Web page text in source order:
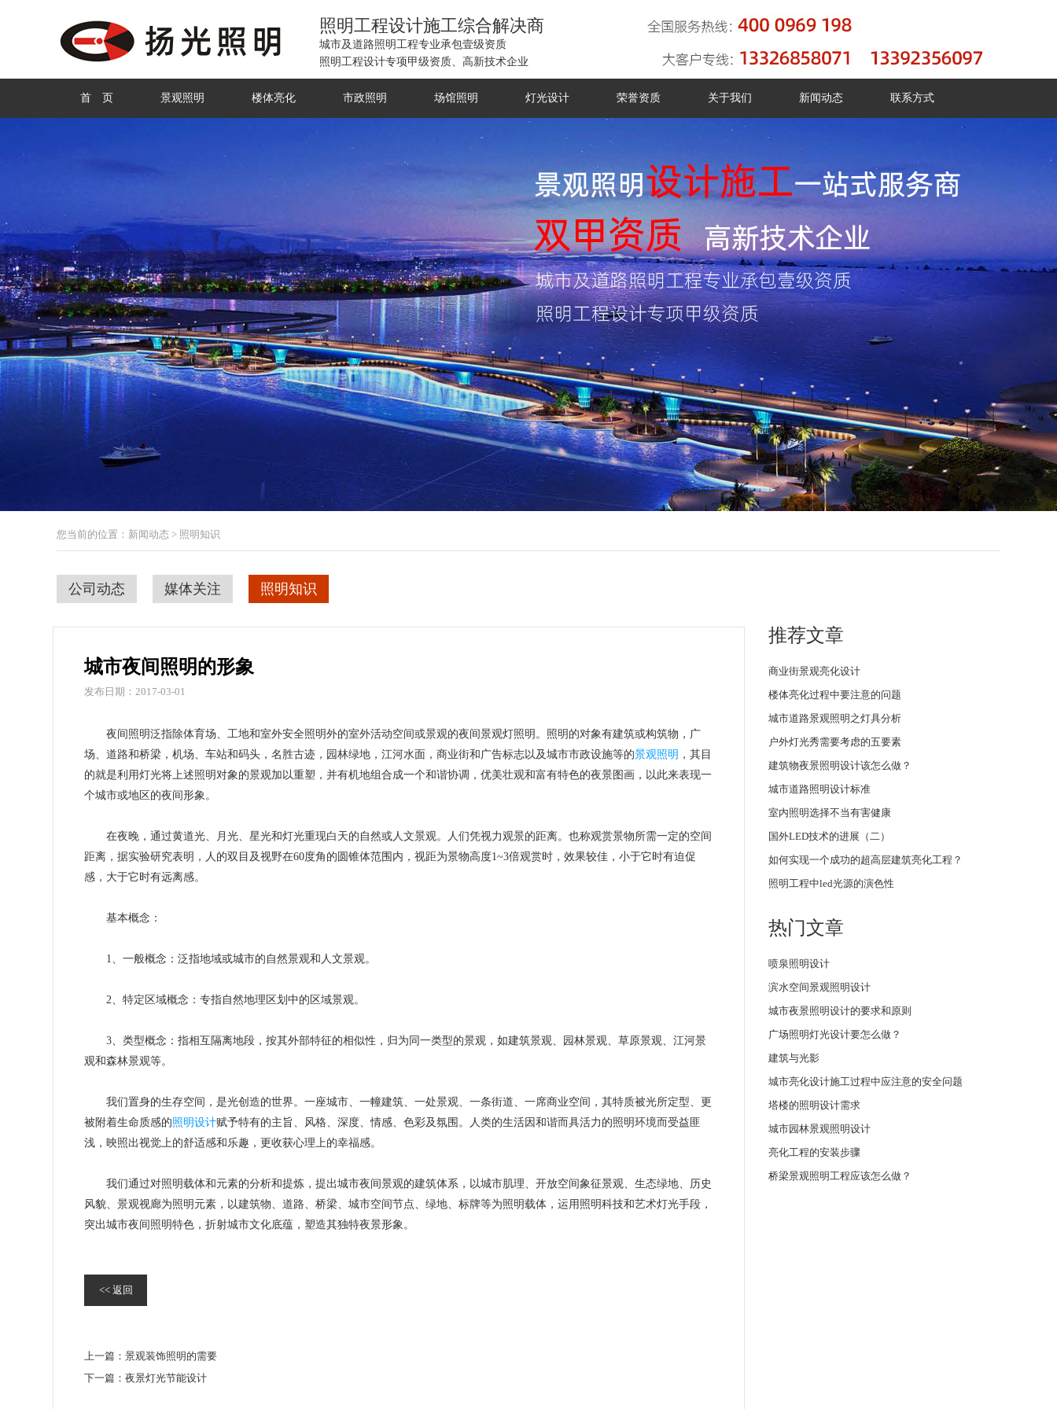
照明工程设计施工综合解决商
城市及道路照明工程专业承包壹级资质
照明工程设计专项甲级资质、高新技术企业
首 页 景观照明 楼体亮化 市政照明 场馆照明 灯光设计 荣誉资质 关于我们 新闻动态 联系方式
您当前的位置：新闻动态 > 照明知识
公司动态 媒体关注 照明知识
城市夜间照明的形象
发布日期：2017-03-01
夜间照明泛指除体育场、工地和室外安全照明外的室外活动空间或景观的夜间景观灯照明。照明的对象有建筑或构筑物，广
场、道路和桥梁，机场、车站和码头，名胜古迹，园林绿地，江河水面，商业街和广告标志以及城市市政设施等的景观照明 ，其目
的就是利用灯光将上述照明对象的景观加以重塑，并有机地组合成一个和谐协调，优美壮观和富有特色的夜景图画，以此来表现一
个城市或地区的夜间形象。
在夜晚，通过黄道光、月光、星光和灯光重现白天的自然或人文景观。人们凭视力观景的距离。也称观赏景物所需一定的空间
距离，据实验研究表明，人的双目及视野在60度角的圆锥体范围内，视距为景物高度1~3倍观赏时，效果较佳，小于它时有迫促
感，大于它时有远离感。
基本概念：
1、一般概念：泛指地域或城市的自然景观和人文景观。
2、特定区域概念：专指自然地理区划中的区域景观。
3、类型概念：指相互隔离地段，按其外部特征的相似性，归为同一类型的景观，如建筑景观、园林景观、草原景观、江河景
观和森林景观等。
我们置身的生存空间，是光创造的世界。一座城市、一幢建筑、一处景观、一条街道、一席商业空间，其特质被光所定型、更
被附着生命质感的照明设计赋予特有的主旨、风格、深度、情感、色彩及氛围。人类的生活因和谐而具活力的照明环境而受益匪
浅，映照出视觉上的舒适感和乐趣，更收获心理上的幸福感。
我们通过对照明载体和元素的分析和提炼，提出城市夜间景观的建筑体系，以城市肌理、开放空间象征景观、生态绿地、历史
风貌、景观视廊为照明元素，以建筑物、道路、桥梁、城市空间节点、绿地、标牌等为照明载体，运用照明科技和艺术灯光手段，
突出城市夜间照明特色，折射城市文化底蕴，塑造其独特夜景形象。
<< 返回
上一篇： 景观装饰照明的需要
下一篇： 夜景灯光节能设计
推荐文章
商业街景观亮化设计
楼体亮化过程中要注意的问题
城市道路景观照明之灯具分析
户外灯光秀需要考虑的五要素
建筑物夜景照明设计该怎么做？
城​市​道​路​照​明​设​计​标​准
室内照明选择不当有害健康
国外LED技术的进展（二）
如何实现一个成功的超高层建筑亮化工程？
照明工程中led光源的演色性
热门文章
喷泉照明设计
滨水空间景观照明设计
城市夜景照明设计的要求和原则
广场照明灯光设计要怎么做？
建筑与光影
城市亮化设计施工过程中应注意的安全问题
塔楼的照明设计需求
城市园林景观照明设计
亮化工程的安装步骤
桥梁景观照明工程应该怎么做？